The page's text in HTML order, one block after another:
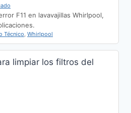
F11 en lavavajillas Whirlpool,
Técnico, Whirlpool